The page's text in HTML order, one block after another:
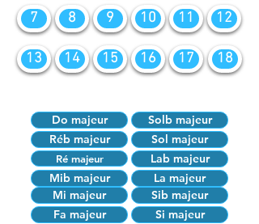
7 8 9 10 11 12
13 14 15 16 17 18
Do majeur
Solb majeur
Réb majeur
Sol majeur
Ré majeur
Lab majeur
Mib majeur
Mi majeur
La majeur
Sib majeur
Fa majeur
Si majeur